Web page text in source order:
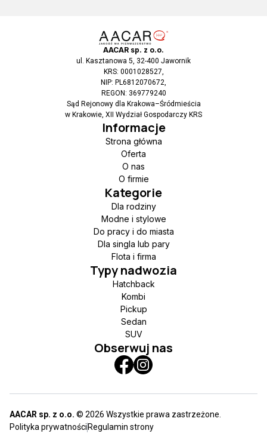
AACAR sp. z o.o.
ul. Kasztanowa 5, 32-400 Jawornik
KRS: 0001028527,
NIP: PL6812070672,
REGON: 369779240
Sąd Rejonowy dla Krakowa–Śródmieścia
w Krakowie, XII Wydział Gospodarczy KRS
Informacje
Strona główna
Oferta
O nas
O firmie
Kategorie
Dla rodziny
Modne i stylowe
Do pracy i do miasta
Dla singla lub pary
Flota i firma
Typy nadwozia
Hatchback
Kombi
Pickup
Sedan
SUV
Obserwuj nas
AACAR sp. z o.o. © 2026 Wszystkie prawa zastrzeżone.
Polityka prywatności Regulamin strony